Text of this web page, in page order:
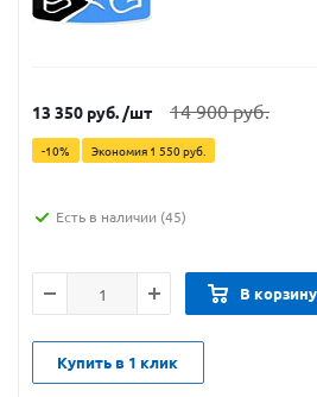
13 350 руб. /шт 14 900руб.
-10% Экономия 1 550руб.
Есть в наличии (45)
В корзину
Купить в 1 клик